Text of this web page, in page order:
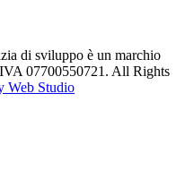
di sviluppo è un marchio
07700550721. All Rights
Web Studio